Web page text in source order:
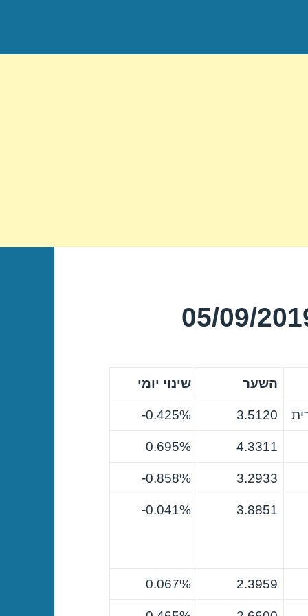
השער שינוי יומי
3.5120
0.425%-
4.3311
0.695%
3.2933
0.858%-
3.8851
0.041%-
2.3959
0.067%